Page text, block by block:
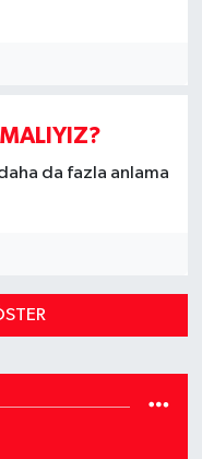
daha da fazla anlama